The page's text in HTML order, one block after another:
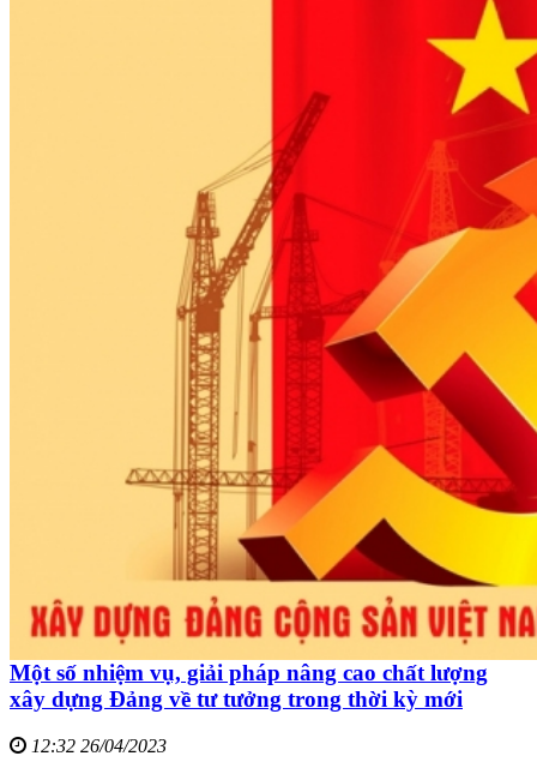
Một số nhiệm vụ, giải pháp nâng cao chất lượng
xây dựng Đảng về tư tưởng trong thời kỳ mới
12:32 26/04/2023